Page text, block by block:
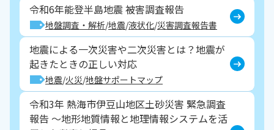
令和6年能登半島地震 被害調査報告
地盤調査・解析 地震 液状化 災害調査報告書
地震による一次災害や二次災害とは？地震が
起きたときの正しい対応
地震 火災 地盤サポートマップ
令和3年 熱海市伊豆山地区土砂災害 緊急調査
報告 ～地形地質情報と地理情報システムを活